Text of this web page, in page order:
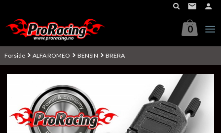
innholdet
0
Forside ALFA ROMEO BENSIN BRERA